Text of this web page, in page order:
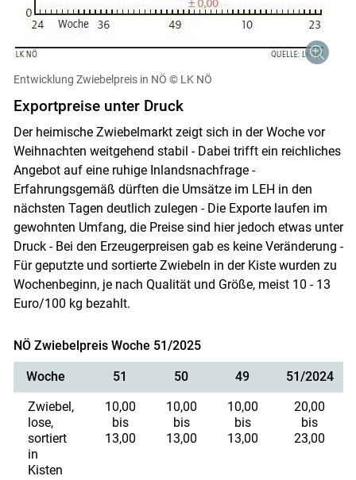
Skip to main content
Entwicklung Zwiebelpreis in NÖ © LK NÖ
Exportpreise unter Druck
Der heimische Zwiebelmarkt zeigt sich in der Woche vor
Weihnachten weitgehend stabil - Dabei trifft ein reichliches
Angebot auf eine ruhige Inlandsnachfrage -
Erfahrungsgemäß dürften die Umsätze im LEH in den
nächsten Tagen deutlich zulegen - Die Exporte laufen im
gewohnten Umfang, die Preise sind hier jedoch etwas unter
Druck - Bei den Erzeugerpreisen gab es keine Veränderung -
Für geputzte und sortierte Zwiebeln in der Kiste wurden zu
Wochenbeginn, je nach Qualität und Größe, meist 10 - 13
Euro/100 kg bezahlt.
NÖ Zwiebelpreis Woche 51/2025
Woche 51 50 49
51/2024
Zwiebel,
lose,
sortiert
in
Kisten
10,00
bis
13,00
10,00
bis
13,00
10,00
bis
13,00
20,00
bis
23,00